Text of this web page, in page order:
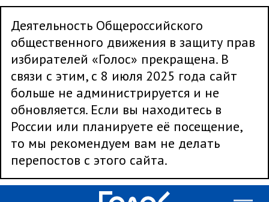
Деятельность Общероссийского
общественного движения в защиту прав
избирателей «Голос» прекращена. В
связи с этим, с 8 июля 2025 года сайт
больше не администрируется и не
обновляется. Если вы находитесь в
России или планируете её посещение,
то мы рекомендуем вам не делать
перепостов с этого сайта.